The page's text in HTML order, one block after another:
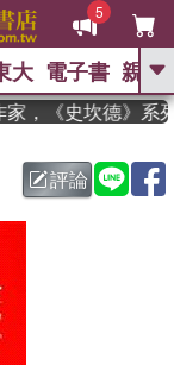
5
GO
父親節 、 如果歷
期推薦 、 國際布克
方念華
大 電子書 親子
《史坎德》系列
評論